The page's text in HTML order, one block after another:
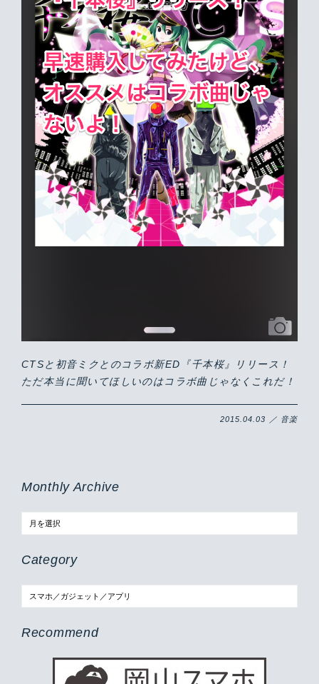
CTSと初音ミクとのコラボ新ED『千本桜』リリース！
ただ本当に聞いてほしいのはコラボ曲じゃなくこれだ！
2015.04.03 ／ 音楽
Monthly Archive
Category
Recommend